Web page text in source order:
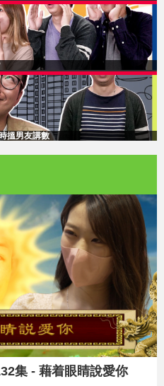
搵男友講數
集 - 藉着眼睛說愛你